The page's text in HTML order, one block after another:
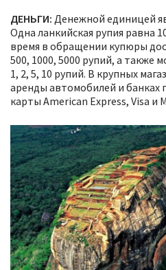
ДЕНЬГИ: Денежной единицей
Одна ланкийская рупия равна
время в обращении купюры
500, 1000, 5000 рупий, а также
1, 2, 5, 10 рупий. В крупных
аренды автомобилей и
карты American Express, Visa и